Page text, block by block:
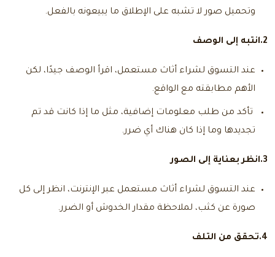
وتحميل صور لا تشبه على الإطلاق ما يبيعونه بالفعل.
2.انتبه إلى الوصف
عند التسوق لشراء أثاث مستعمل، اقرأ الوصف جيدًا، لكن
الأهم مطابقته مع الواقع.
تأكد من طلب معلومات إضافية، مثل ما إذا كانت قد تم
تجديدها وما إذا كان هناك أي ضرر.
3.انظر بعناية إلى الصور
عند التسوق لشراء أثاث مستعمل عبر الإنترنت، انظر إلى كل
صورة عن كثب، لملاحظة مقدار الخدوش أو الضرر.
4.تحقق من التلف